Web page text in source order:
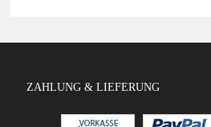
ZAHLUNG & LIEFERUNG